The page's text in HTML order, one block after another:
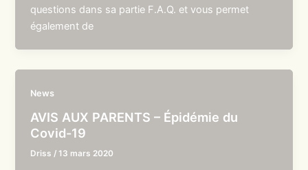
questions dans sa partie F.A.Q. et vous permet
également de
News
AVIS AUX PARENTS – Épidémie du
Covid-19
Driss /13 mars 2020